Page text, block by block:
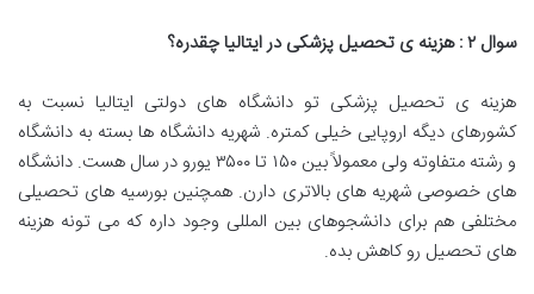
سوال ۲: هزینه ی تحصیل پزشکی در ایتالیا چقدره؟
هزینه ی تحصیل پزشکی تو دانشگاه های دولتی ایتالیا نسبت به
کشورهای دیگه اروپایی خیلی کمتره. شهریه دانشگاه ها بسته به دانشگاه
و رشته متفاوته ولی معمولاً بین ۱۵۰ تا ۳۵۰۰ یورو در سال هست. دانشگاه
های خصوصی شهریه های بالاتری دارن. همچنین بورسیه های تحصیلی
مختلفی هم برای دانشجوهای بین المللی وجود داره که می تونه هزینه
های تحصیل رو کاهش بده.